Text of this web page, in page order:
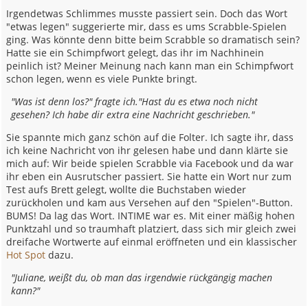
Irgendetwas Schlimmes musste passiert sein. Doch das Wort
"etwas legen" suggerierte mir, dass es ums Scrabble-Spielen
ging. Was könnte denn bitte beim Scrabble so dramatisch sein?
Hatte sie ein Schimpfwort gelegt, das ihr im Nachhinein
peinlich ist? Meiner Meinung nach kann man ein Schimpfwort
schon legen, wenn es viele Punkte bringt.
"Was ist denn los?" fragte ich."Hast du es etwa noch nicht
gesehen? Ich habe dir extra eine Nachricht geschrieben."
Sie spannte mich ganz schön auf die Folter. Ich sagte ihr, dass
ich keine Nachricht von ihr gelesen habe und dann klärte sie
mich auf: Wir beide spielen Scrabble via Facebook und da war
ihr eben ein Ausrutscher passiert. Sie hatte ein Wort nur zum
Test aufs Brett gelegt, wollte die Buchstaben wieder
zurückholen und kam aus Versehen auf den "Spielen"-Button.
BUMS! Da lag das Wort. INTIME war es. Mit einer mäßig hohen
Punktzahl und so traumhaft platziert, dass sich mir gleich zwei
dreifache Wortwerte auf einmal eröffneten und ein klassischer
Hot Spot dazu.
"Juliane, weißt du, ob man das irgendwie rückgängig machen
kann?"